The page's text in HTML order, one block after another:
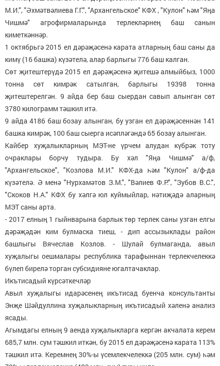
М.И.", "Әхмәтвәлиева Г.Г.", "Архангельское" КФХ , "Кулон" һәм "Яңа
Чишмә" агрофирмаларында терлекләрнең баш санын
киметкәннәр.
1 октябрьгә 2015 ел дәрәҗәсенә карата атларның баш саны да
кимү (16 башка) күзәтелә, алар барлыгы 776 баш калган.
Сөт җитештерүдә 2015 ел дәрәҗәсенә җитешә алмыйбыз, 1000
тонна сөт кимрәк сатылган, барлыгы 19398 тонна
җитештерелгән. 9 айда бер баш сыердан савып алынган сөт
3780 килограмм тәшкил итә.
9 айда 4186 баш бозау алынган, бу узган ел дәрәҗәсеннән 141
башка кимрәк, 100 баш сыерга исәпләгәндә 65 бозау алынган.
Кайбер хуҗалыкларның МЭТ-не үрчем алудан күбрәк тоту
очраклары борчу тудыра. Бу хәл "Яңа Чишмә" а/ф,
"Архангельское", "Козлова М.И." КФХ-да һәм "Кулон" а/ф-да
күзәтелә. Ә менә "Нурхамәтов З.М.", "Вәлиев Ф.Р.", "Зубов В.С.",
"Скоков Н.А." КФХ бу хәлгә юл куймыйлар, нәтиҗәдә аларның
МЭТ саны арта.
- 2017 елның 1 гыйнварына барлык төр терлек саны узган елгы
дәрәҗәдән ким булмаска тиеш, - дип ассызыклады район
башлыгы Вячеслав Козлов. - Шулай булмаганда, авыл
хуҗалыгы оешмалары республика тарафыннан терлекчелеккә
бүлеп бирелә торган субсидияне югалтачаклар.
Икътисадый күрсәткечләр
Авыл хуҗалыгы идарәсенең икътисад буенча консультанты
Энҗе Шәйдуллина хуҗалыкларның икътисадый хәленә анализ
ясады.
Агымдагы елның 9 аенда хуҗалыкларга кергән акчалата керем
685,7 млн. сум тәшкил иткән, бу 2015 ел дәрәҗәсенә карата 113%
тәшкил итә. Керемнең 30%-ы үсемлекчелеккә (205 млн. сум) һәм